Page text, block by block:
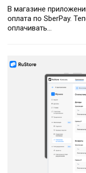
В магазине
оплата по SberPay.
оплачивать…